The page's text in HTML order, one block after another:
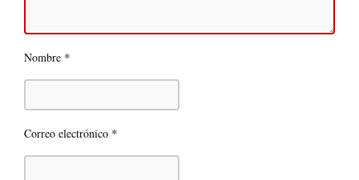
Nombre *
Correo electrónico *